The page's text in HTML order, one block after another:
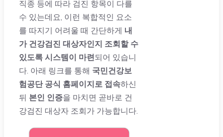
직종 등에 따라 검진 항목이 다를
수 있는데요, 이런 복합적인 요소
를 따지기 어려울 때 간단하게 내
가 건강검진 대상자인지 조회할 수
있도록 시스템이 마련되어 있습니
다. 아래 링크를 통해 국민건강보
험공단 공식 홈페이지로 접속하신
뒤 본인 인증을 마치면 곧바로 건
강검진 대상자 조회가 가능합니다.